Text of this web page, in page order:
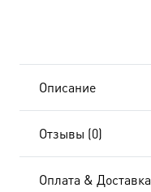
Владимирская
Описание
Отзывы (0)
Оплата & Доставка